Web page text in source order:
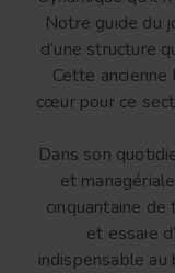
Notre guide du
d’une structure
Cette
cœur pour ce
Dans son
et
cinquantaine
et essaie
indispensable au